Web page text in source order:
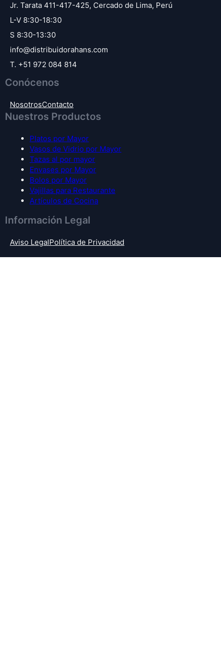
Jr. Tarata 411-417-425, Cercado de Lima, Perú
L-V 8:30-18:30
S 8:30-13:30
info@distribuidorahans.com
T. +51 972 084 814
Conócenos
NosotrosContacto
Nuestros Productos
Platos por Mayor
Vasos de Vidrio por Mayor
Tazas al por mayor
Envases por Mayor
Bolos por Mayor
Vajillas para Restaurante
Artículos de Cocina
Información Legal
Aviso LegalPolítica de Privacidad